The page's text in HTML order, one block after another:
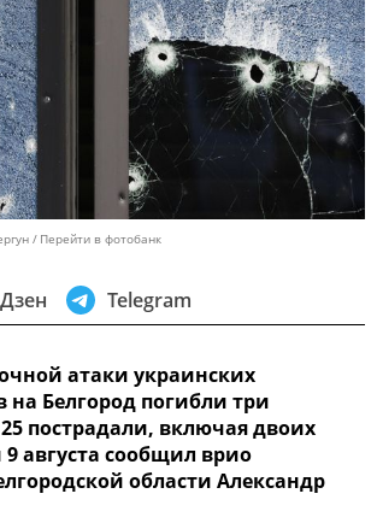
Перейти в фотобанк
Дзен Telegram
атаки украинских
на Белгород погибли три
пострадали, включая двоих
августа сообщил врио
области Александр